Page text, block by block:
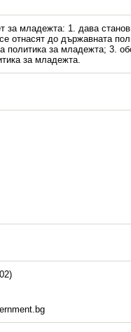
за младежта: 1. дава
отнасят до държавната
политика за младежта; 3.
за младежта.